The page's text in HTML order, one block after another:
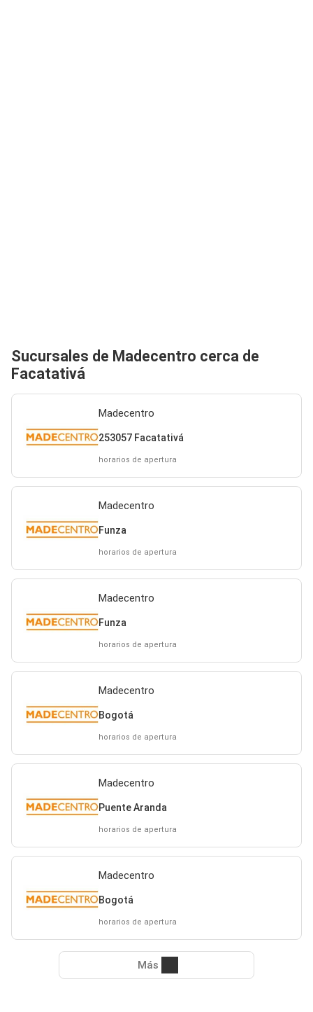
Sucursales de Madecentro cerca de
Facatativá
Madecentro
253057 Facatativá
horarios de apertura
Madecentro
Funza
horarios de apertura
Madecentro
Funza
horarios de apertura
Madecentro
Bogotá
horarios de apertura
Madecentro
Puente Aranda
horarios de apertura
Madecentro
Bogotá
horarios de apertura
Más